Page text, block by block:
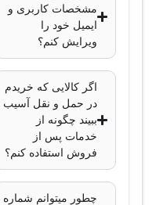
مشخصات کاربری و
ایمیل خود را
ویرایش کنم؟
اگر کالایی که خریدم
در حمل و نقل آسیب
ببیند چگونه از
خدمات پس از
فروش استفاده کنم؟
چطور میتوانم شماره